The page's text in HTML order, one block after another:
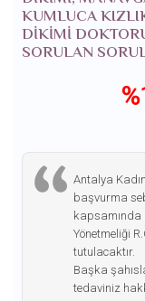
KUMLUCA
DIKIMI
SORULAN
Antalya
başvurma
kapsamında
Yönetmeliği
tutulacaktır.
Başka
tedaviniz